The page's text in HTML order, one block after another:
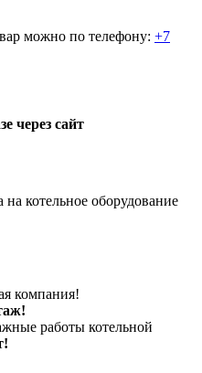
можно по телефону: +7
через сайт
котельное оборудование
компания!
работы котельной